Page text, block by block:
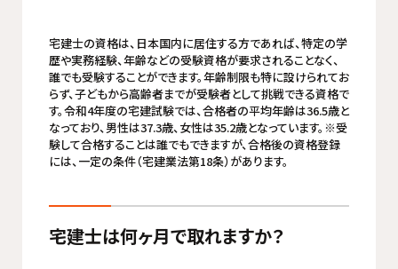
宅建士の資格は、日本国内に居住する方であれば、特定の学
歴や実務経験、年齢などの受験資格が要求されることなく、
誰でも受験することができます。年齢制限も特に設けられてお
らず、子どもから高齢者までが受験者として挑戦できる資格で
す。令和4年度の宅建試験では、合格者の平均年齢は36.5歳と
なっており、男性は37.3歳、女性は35.2歳となっています。※受
験して合格することは誰でもできますが、合格後の資格登録
には、一定の条件（宅建業法第18条）があります。
宅建士は何ヶ月で取れますか？